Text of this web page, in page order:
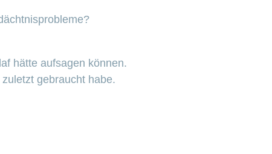
hätte aufsagen können.
gebraucht habe.